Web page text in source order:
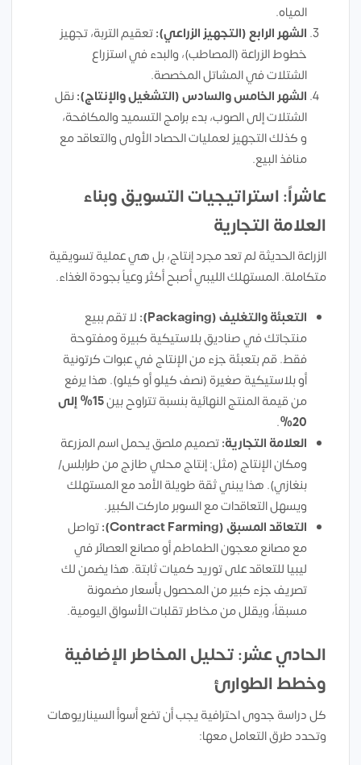
المياه.
الشهر الرابع (التجهيز الزراعي):تعقيم التربة، تجهيز
خطوط الزراعة (المصاطب)، والبدء في استزراع
الشتلات في المشاتل المخصصة.
الشهر الخامس والسادس (التشغيل والإنتاج):نقل
الشتلات إلى الصوب، بدء برامج التسميد والمكافحة،
و كذلك التجهيز لعمليات الحصاد الأولى والتعاقد مع
منافذ البيع.
عاشراً: استراتيجيات التسويق وبناء
العلامة التجارية
الزراعة الحديثة لم تعد مجرد إنتاج، بل هي عملية تسويقية
متكاملة. المستهلك الليبي أصبح أكثر وعياً بجودة الغذاء.
التعبئة والتغليف (Packaging):
لا تقم ببيع
منتجاتك في صناديق بلاستيكية كبيرة ومفتوحة
فقط. قم بتعبئة جزء من الإنتاج في عبوات كرتونية
أو بلاستيكية صغيرة (نصف كيلو أو كيلو). هذا يرفع
من قيمة المنتج النهائية بنسبة تتراوح بين
15% إلى
20%
.
العلامة التجارية:تصميم ملصق يحمل اسم المزرعة
ومكان الإنتاج (مثل: إنتاج محلي طازج من طرابلس/
بنغازي). هذا يبني ثقة طويلة الأمد مع المستهلك
ويسهل التعاقدات مع السوبر ماركت الكبير.
التعاقد المسبق (Contract Farming):
تواصل
مع مصانع معجون الطماطم أو مصانع العصائر في
ليبيا للتعاقد على توريد كميات ثابتة. هذا يضمن لك
تصريف جزء كبير من المحصول بأسعار مضمونة
مسبقاً، ويقلل من مخاطر تقلبات الأسواق اليومية.
الحادي عشر: تحليل المخاطر الإضافية
وخطط الطوارئ
كل دراسة جدوى احترافية يجب أن تضع أسوأ السيناريوهات
وتحدد طرق التعامل معها: